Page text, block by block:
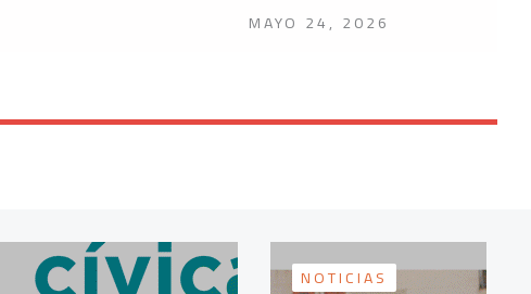
MAYO 24, 2026
NOTICIAS